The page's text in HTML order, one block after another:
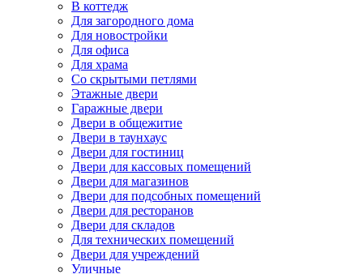
В коттедж
Для загородного дома
Для новостройки
Для офиса
Для храма
Со скрытыми петлями
Этажные двери
Гаражные двери
Двери в общежитие
Двери в таунхаус
Двери для гостиниц
Двери для кассовых помещений
Двери для магазинов
Двери для подсобных помещений
Двери для ресторанов
Двери для складов
Для технических помещений
Двери для учреждений
Уличные